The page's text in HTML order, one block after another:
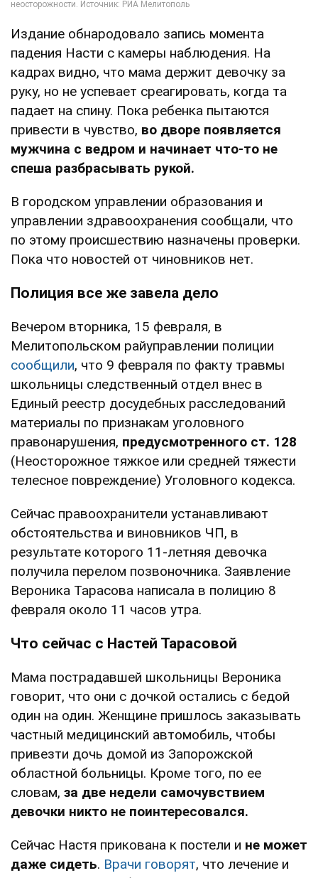
Издание обнародовало запись момента
падения Насти с камеры наблюдения. На
кадрах видно, что мама держит девочку за
руку, но не успевает среагировать, когда та
падает на спину. Пока ребенка пытаются
привести в чувство, во дворе появляется
мужчина с ведром и начинает что-то не
спеша разбрасывать рукой.
В городском управлении образования и
управлении здравоохранения сообщали, что
по этому происшествию назначены проверки.
Пока что новостей от чиновников нет.
Полиция все же завела дело
Вечером вторника, 15 февраля, в
Мелитопольском райуправлении полиции
сообщили, что 9 февраля по факту травмы
школьницы следственный отдел внес в
Единый реестр досудебных расследований
материалы по признакам уголовного
правонарушения, предусмотренного ст. 128
(Неосторожное тяжкое или средней тяжести
телесное повреждение) Уголовного кодекса.
Сейчас правоохранители устанавливают
обстоятельства и виновников ЧП, в
результате которого 11-летняя девочка
получила перелом позвоночника. Заявление
Вероника Тарасова написала в полицию 8
февраля около 11 часов утра.
Что сейчас с Настей Тарасовой
Мама пострадавшей школьницы Вероника
говорит, что они с дочкой остались с бедой
один на один. Женщине пришлось заказывать
частный медицинский автомобиль, чтобы
привезти дочь домой из Запорожской
областной больницы. Кроме того, по ее
словам, за две недели самочувствием
девочки никто не поинтересовался.
Сейчас Настя прикована к постели и не может
даже сидеть. Врачи говорят, что лечение и